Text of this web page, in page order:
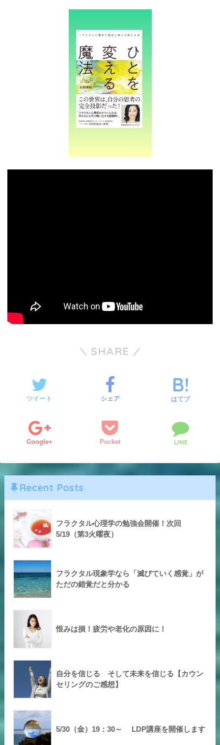
SHARE
ツイート シェア はてブ
Google+ Pocket LINE
Recent Posts
フラクタル心理学の勉強会開催！次回
5/19（第3火曜夜）
フラクタル現象学なら「滅びていく感覚」が
ただの錯覚だと分かる
恨みは損！疲労や老化の原因に！
自分を信じる そして未来を信じる【カウン
セリングのご感想】
5/30（金）19：30～ LDP講座を開催します